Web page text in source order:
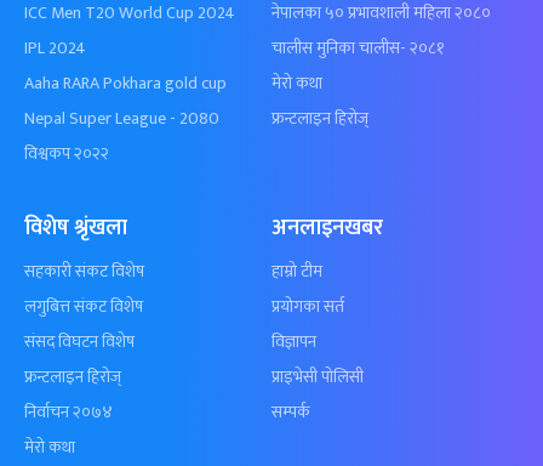
ICC Men T20 World Cup 2024
IPL 2024
Aaha RARA Pokhara gold cup
Nepal Super League - 2080
विश्वकप २०२२
नेपालका ५० प्रभावशाली महिला २०८०
चालीस मुनिका चालीस- २०८१
मेरो कथा
फ्रन्टलाइन हिरोज्
विशेष श्रृंखला
सहकारी संकट विशेष
लगुबित्त संकट विशेष
संसद विघटन विशेष
फ्रन्टलाइन हिरोज्
निर्वाचन २०७४
मेरो कथा
अनलाइनखबर
हाम्रो टीम
प्रयोगका सर्त
विज्ञापन
प्राइभेसी पोलिसी
सम्पर्क